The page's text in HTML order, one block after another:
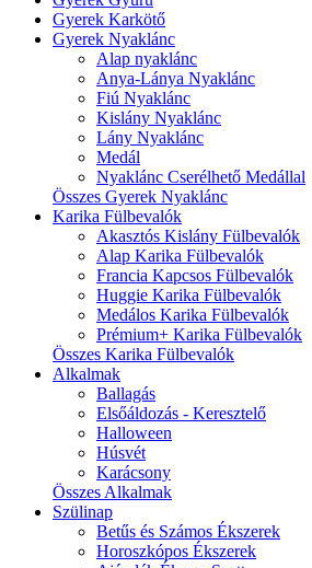
Gyerek Karkötő
Gyerek Nyaklánc
Alap nyaklánc
Anya-Lánya Nyaklánc
Fiú Nyaklánc
Kislány Nyaklánc
Lány Nyaklánc
Medál
Nyaklánc Cserélhető Medállal
Összes Gyerek Nyaklánc
Karika Fülbevalók
Akasztós Kislány Fülbevalók
Alap Karika Fülbevalók
Francia Kapcsos Fülbevalók
Huggie Karika Fülbevalók
Medálos Karika Fülbevalók
Prémium+ Karika Fülbevalók
Összes Karika Fülbevalók
Alkalmak
Ballagás
Elsőáldozás - Keresztelő
Halloween
Húsvét
Karácsony
Összes Alkalmak
Szülinap
Betűs és Számos Ékszerek
Horoszkópos Ékszerek